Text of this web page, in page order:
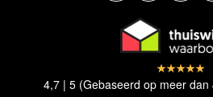
4,7 | 5 (Gebaseerd op meer